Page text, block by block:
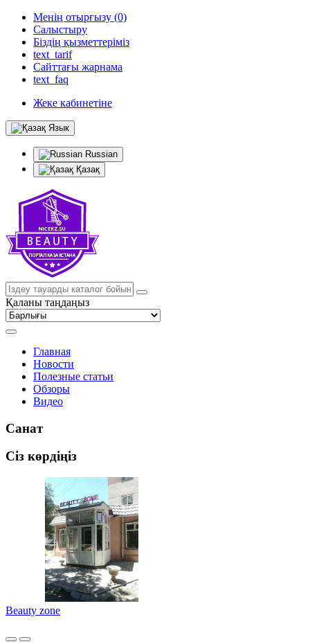
Менің отырғызу (0)
Салыстыру
Біздің қызметтеріміз
text_tarif
Сайттағы жарнама
text_faq
Жеке кабинетіне
Язык
Russian
Қазақ
Қаланы таңдаңыз
Главная
Новости
Полезные статьи
Обзоры
Видео
Санат
Сіз көрдіңіз
Beauty zone